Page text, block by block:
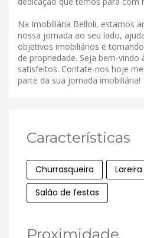
Na Imobiliária Belloli, estamos
nossa jornada ao seu lado,
objetivos imobiliários e
de propriedade. Seja bem-vindo
satisfeitos. Contate-nos hoje
parte da sua jornada imobiliária!
Características
Churrasqueira
Lareira
Salão de festas
Proximidade